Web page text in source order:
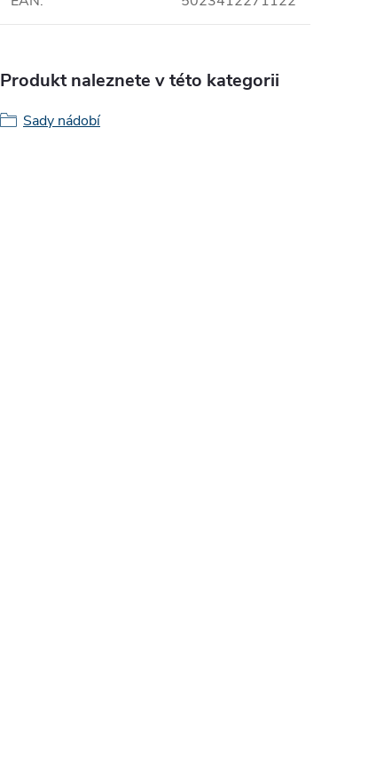
Produkt naleznete v této kategorii
Sady nádobí